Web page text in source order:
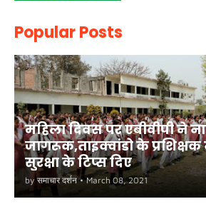
Popular Posts
महिला दिवस पर एबीवीपी ने
जागरूक,ताइक्वांडो के प्रशिक्षक
सुरक्षा के टिप्स दिए
by समाचार दर्शन • March 08, 2021